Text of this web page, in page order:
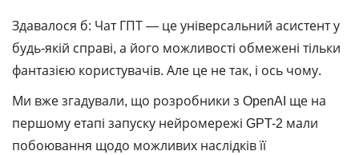
Здавалося б: Чат ГПТ ― це універсальний асистент у
будь-якій справі, а його можливості обмежені тільки
фантазією користувачів. Але це не так, і ось чому.
Ми вже згадували, що розробники з OpenAI ще на
першому етапі запуску нейромережі GPT-2 мали
побоювання щодо можливих наслідків її